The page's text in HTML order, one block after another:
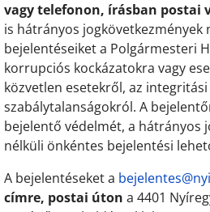
vagy telefonon, írásban postai
is hátrányos jogkövetkezmények
bejelentéseiket a Polgármesteri
korrupciós kockázatokra vagy
közvetlen esetekről, az
szabálytalanságokról. A
bejelentő védelmét, a hátrányos
nélküli önkéntes bejelentési
A bejelentéseket a
címre, postai úton a 4401